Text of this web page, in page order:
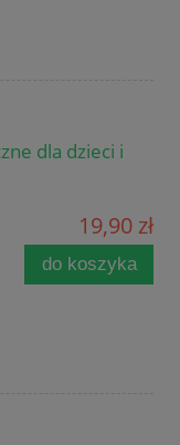
dla dzieci i
19,90 zł
do koszyka